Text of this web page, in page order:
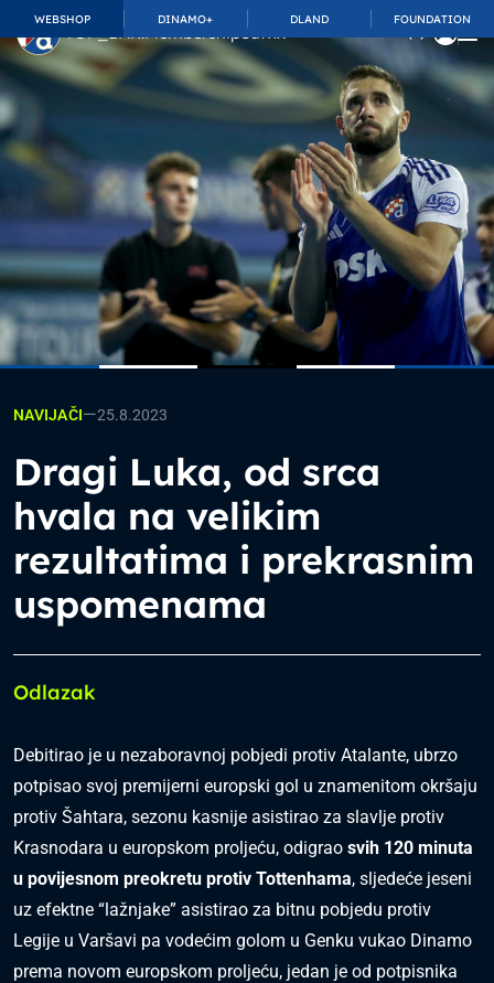
WEBSHOP DINAMO+ DLAND FOUNDATION
TOP_BAR.MembershipSuffix
NAVIJAČI—25.8.2023
Dragi Luka, od srca
hvala na velikim
rezultatima i prekrasnim
uspomenama
Odlazak
Debitirao je u nezaboravnoj pobjedi protiv Atalante, ubrzo
potpisao svoj premijerni europski gol u znamenitom okršaju
protiv Šahtara, sezonu kasnije asistirao za slavlje protiv
Krasnodara u europskom proljeću, odigrao svih 120 minuta
u povijesnom preokretu protiv Tottenhama, sljedeće jeseni
uz efektne “lažnjake” asistirao za bitnu pobjedu protiv
Legije u Varšavi pa vodećim golom u Genku vukao Dinamo
prema novom europskom proljeću, jedan je od potpisnika